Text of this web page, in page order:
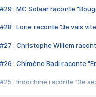
#29 : MC Solaar raconte
#28 : Lorie raconte "Je vais
#27 : Christophe Willem
#26 : Chimène Badi raconte
#25 : Indochine raconte "3e